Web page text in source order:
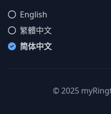
English
繁體中文
简体中文
© 2025